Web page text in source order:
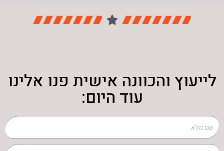
לייעוץ והכוונה אישית פנו אלינו
עוד היום: